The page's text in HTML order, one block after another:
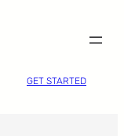
GET STARTED